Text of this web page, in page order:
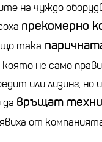
на чуждо
прекомерно
така
която не само
или лизинг,
да връщат
от